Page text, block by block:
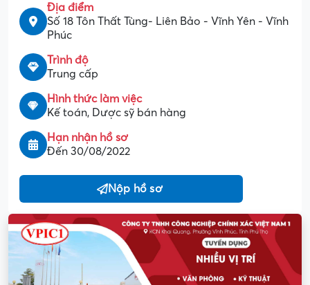
Địa điểm
Số 18 Tôn Thất Tùng- Liên Bảo - Vĩnh Yên - Vĩnh
Phúc
Trình độ
Trung cấp
Hình thức làm việc
Kế toán, Dược sỹ bán hàng
Hạn nhận hồ sơ
Đến 30/08/2022
Nộp hồ sơ